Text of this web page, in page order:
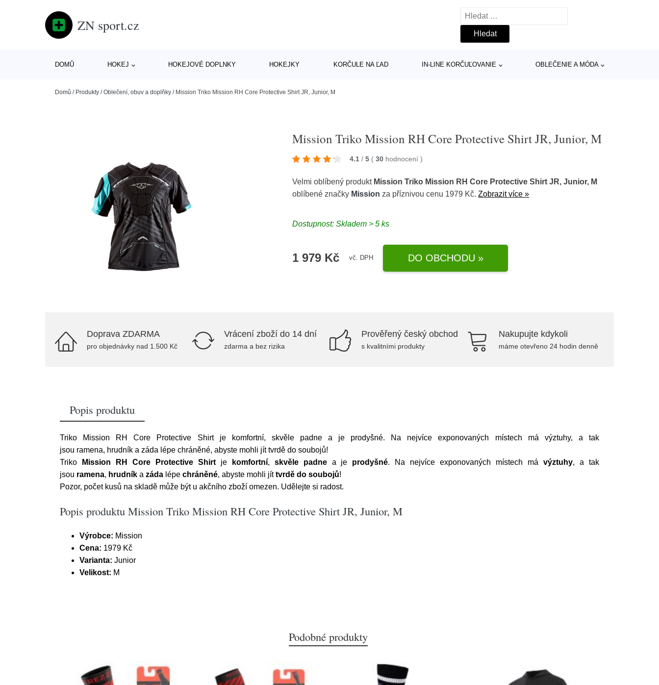
ZN sport.cz
Vyhledávání
DOMŮ HOKEJ HOKEJOVÉ DOPLNKY HOKEJKY KORČULE NA ĽAD IN-LINE KORČUĽOVANIE OBLEČENIE A MÓDA
Domů / Produkty /Oblečení, obuv a doplňky / Mission Triko Mission RH Core Protective Shirt JR, Junior, M
Mission Triko Mission RH Core Protective Shirt JR, Junior, M
4.1 / 5 ( 30 hodnocení)
Velmi oblíbený produkt Mission Triko Mission RH Core Protective Shirt JR, Junior, M
oblíbené značky Mission za příznivou cenu 1979 Kč.Zobrazit více »
Dostupnost: Skladem > 5 ks
1 979 Kč vč. DPH DO OBCHODU »
Doprava ZDARMA
pro objednávky nad 1.500 Kč
Vrácení zboží do 14 dní
zdarma a bez rizika
Prověřený český obchod
s kvalitními produkty
Nakupujte kdykoli
máme otevřeno 24 hodin denně
Popis produktu
Triko Mission RH Core Protective Shirt je komfortní, skvěle padne a je prodyšné. Na nejvíce exponovaných místech má výztuhy, a tak
jsou ramena, hrudník a záda lépe chráněné, abyste mohli jít tvrdě do soubojů!
Triko
Mission RH Core Protective Shirtje komfortní, skvěle padnea je prodyšné. Na nejvíce exponovaných místech mávýztuhy, a tak
jsou ramena, hrudník a záda lépe chráněné, abyste mohli jíttvrdě do soubojů!
Pozor, počet kusů na skladě může být u akčního zboží omezen. Udělejte si radost.
Popis produktu Mission Triko Mission RH Core Protective Shirt JR, Junior, M
Výrobce: Mission
Cena: 1979 Kč
Varianta: Junior
Velikost: M
Podobné produkty